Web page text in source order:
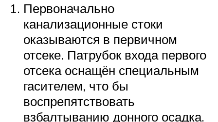
Первоначально
канализационные стоки
оказываются в первичном
отсеке. Патрубок входа первого
отсека оснащён специальным
гасителем, что бы
воспрепятствовать
взбалтыванию донного осадка.